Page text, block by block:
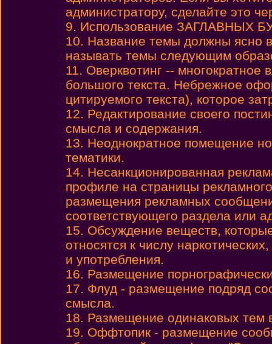
администратору, сделайте это
9. Использование ЗАГЛАВНЫХ
10. Название темы должны ясно
называть темы следующим
11. Оверквотинг --
большого текста. Небрежное
цитируемого текста), которое
12. Редактирование своего
смысла и содержания.
13. Неоднократное помещение
тематики.
14. Несанкционированная
профиле на страницы
размещения рекламных
соответствующего раздела или
15. Обсуждение веществ,
относятся к числу
и употребления.
16. Размещение
17. Флуд - размещение подряд
смысла.
18. Размещение одинаковых тем
19. Оффтопик - размещение